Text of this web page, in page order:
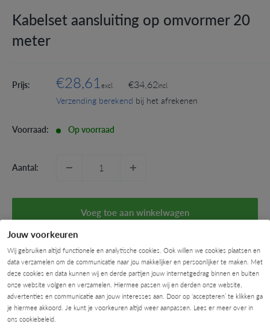
Jouw voorkeuren
Wij gebruiken altijd functionele en analytische cookies. Ook willen we cookies plaatsen en
data verzamelen om de communicatie naar jou makkelijker en persoonlijker te maken. Met
deze cookies en data kunnen wij en derde partijen jouw internetgedrag binnen en buiten
onze website volgen en verzamelen. Hiermee passen wij en derden onze website,
advertenties en communicatie aan jouw interesses aan. Door op ‘accepteren’ te klikken ga
je hiermee akkoord. Je kunt je voorkeuren altijd weer aanpassen. Lees er meer over in
ons cookiebeleid.
Kabelset aansluiting op omvormer 20
meter
Prijs: €28,61 excl. €34,62incl.
Verzending berekend bij het afrekenen
Voorraad: Op voorraad
Aantal:
Voeg toe aan winkelwagen
Betaalmogelijkheden
We bieden de volgende betalingsmethoden:
iDeal
Maestro
Mastercard